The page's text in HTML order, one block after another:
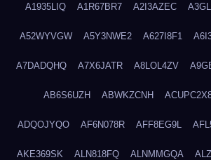
A1935LIQ A1R67BR7 A2I3AZEC
A52WYVGW A5Y3NWE2 A627I8F1
A7DADQHQ A7X6JATR A8LOL4ZV
AB6S6UZH ABWKZCNH
ADQOJYQO AF6N078R AFF8EG9L
AKE369SK ALN818FQ ALNMMGQA